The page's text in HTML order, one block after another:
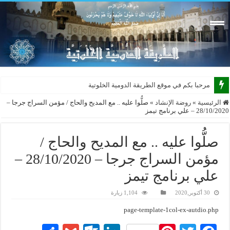
مرحبا بكم في موقع الطريقة الدومية الخلوتية بشكله ا
الرئيسية » روضة الإنشاد » صلُّوا عليه .. مع المديح والحاج / مؤمن السراج جرجا –
28/10/2020 – علي برنامج تيمز
صلُّوا عليه .. مع المديح والحاج /
مؤمن السراج جرجا – 28/10/2020 –
علي برنامج تيمز
30 أكتوبر,2020 1,104 زيارة
page-template-1col-ex-autdio.php